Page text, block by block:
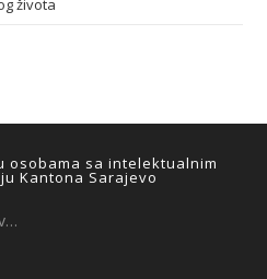
života
osobama sa intelektualnim
Kantona Sarajevo